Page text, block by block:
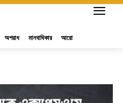
অপরাধ মানবাধিকার আরো